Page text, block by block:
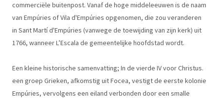
commerciële buitenpost. Vanaf de hoge middeleeuwen is de naam
van Empúries of Vila d'Empúries opgenomen, die zou veranderen
in Sant Martí d'Empúries (vanwege de toewijding van zijn kerk) uit
1766, wanneer L’Escala de gemeentelijke hoofdstad wordt.
Een kleine historische samenvatting; In de vierde IV voor Christus.
een groep Grieken, afkomstig uit Focea, vestigt de eerste kolonie
Empúries, vervolgens een eiland verbonden door een smalle